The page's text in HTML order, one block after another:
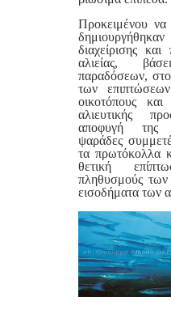
Προκειμένου να
διαχείρισης
αλιείας,
παραδόσεων,
των
οικοτόπους
αλιευτικής
αποφυγή της
ψαράδες
τα πρωτόκολλα
θετική
πληθυσμούς
εισοδήματα των